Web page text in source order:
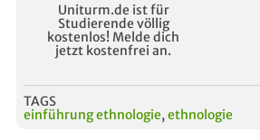
Uniturm.de ist für
Studierende völlig
kostenlos! Melde dich
jetzt kostenfrei an.
TAGS
einführung ethnologie, ethnologie